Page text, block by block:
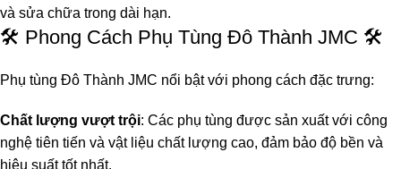
và sửa chữa trong dài hạn.
🛠️ Phong Cách Phụ Tùng Đô Thành JMC 🛠️
Phụ tùng Đô Thành JMC nổi bật với phong cách đặc trưng:
Chất lượng vượt trội: Các phụ tùng được sản xuất với công
nghệ tiên tiến và vật liệu chất lượng cao, đảm bảo độ bền và
hiệu suất tốt nhất.